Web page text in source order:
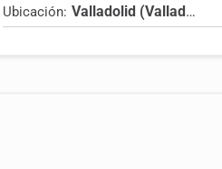
Ubicación:
Valladolid (Valladolid)